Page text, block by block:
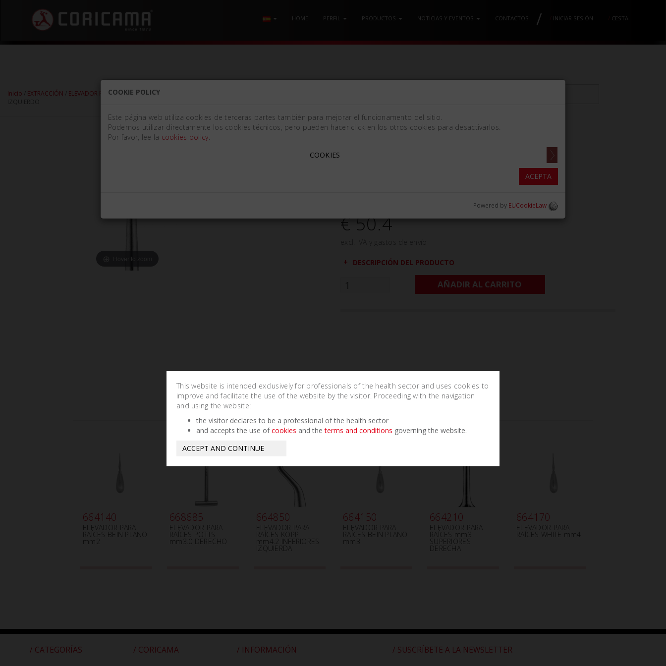
HOME PERFIL PRODUCTOS NOTICIAS Y EVENTOS CONTACTOS / / INICIAR SESIÓN CESTA
Inicio EXTRACCIÓN ELEVADOR PARA RAÍCES /ELEVADORES PARA RAÍCES - MANGO CORTO
Hover to zoom
€ 50.4
DESCRIPCIÓN DEL PRODUCTO
AÑADIR AL CARRITO
664140
ELEVADOR PARA
RAÍCES BEIN PLANO
mm2
668685
ELEVADOR PARA
RAÍCES POTTS
mm3.0 DERECHO
664850
ELEVADOR PARA
RAÍCES KOPP
mm4.2 INFERIORES
IZQUIERDA
664150
ELEVADOR PARA
RAÍCES BEIN PLANO
mm3
664210
ELEVADOR PARA
RAÍCES mm3
SUPERIORES
DERECHA
664170
ELEVADOR PARA
RAÍCES WHITE mm4
/ CATEGORÍAS / CORICAMA / INFORMACIÓN / SUSCRÍBETE A LA NEWSLETTER
This website is intended exclusively for professionals of the health sector and uses cookies to
improve and facilitate the use of the website by the visitor. Proceeding with the navigation
and using the website:
the visitor declares to be a professional of the health sector
and accepts the use ofcookies and theterms and conditions governing the website.
ACCEPT AND CONTINUE
COOKIE POLICY
Este página web utiliza cookies de terceras partes también para mejorar el funcionamento del sitio.
Podemos utilizar directamente los cookies técnicos, pero pueden hacer click en los otros cookies para desactivarlos.
Por favor, lee la cookies policy.
COOKIES
ACEPTA
Powered by EUCookieLaw